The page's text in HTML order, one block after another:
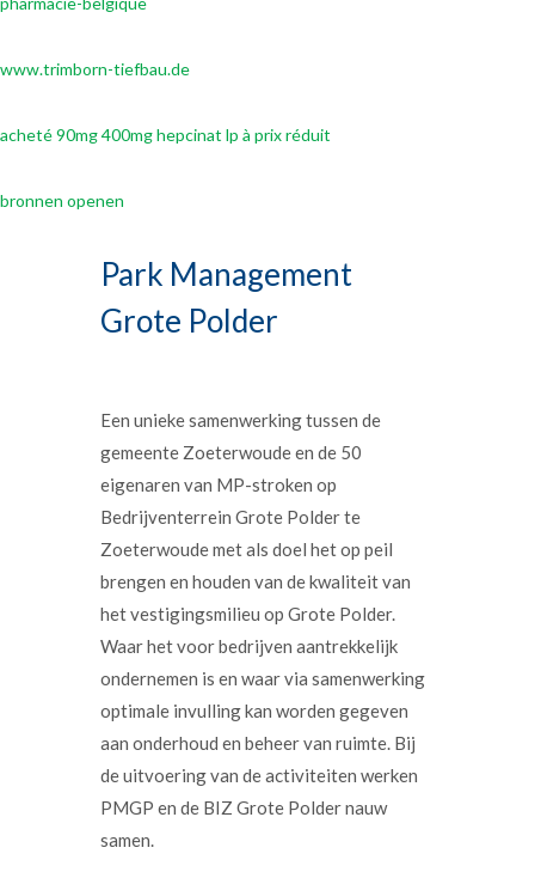
www.trimborn-tiefbau.de
acheté 90mg 400mg hepcinat lp à prix réduit
bronnen openen
Park Management
Grote Polder
Een unieke samenwerking tussen de
gemeente Zoeterwoude en de 50
eigenaren van MP-stroken op
Bedrijventerrein Grote Polder te
Zoeterwoude met als doel het op peil
brengen en houden van de kwaliteit van
het vestigingsmilieu op Grote Polder.
Waar het voor bedrijven aantrekkelijk
ondernemen is en waar via samenwerking
optimale invulling kan worden gegeven
aan onderhoud en beheer van ruimte. Bij
de uitvoering van de activiteiten werken
PMGP en de BIZ Grote Polder nauw
samen.